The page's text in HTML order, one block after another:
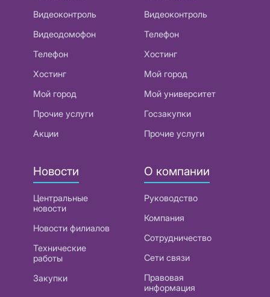
Видеоконтроль
Видеодомофон
Телефон
Хостинг
Мой город
Прочие услуги
Акции
Видеоконтроль
Телефон
Хостинг
Мой город
Мой университет
Госзакупки
Прочие услуги
Новости
Центральные
новости
Новости филиалов
Технические
работы
Закупки
О компании
Руководство
Компания
Сотрудничество
Сети связи
Правовая
информация